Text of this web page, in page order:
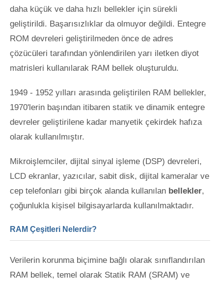
daha küçük ve daha hızlı bellekler için sürekli
geliştirildi. Başarısızlıklar da olmuyor değildi. Entegre
ROM devreleri geliştirilmeden önce de adres
çözücüleri tarafından yönlendirilen yarı iletken diyot
matrisleri kullanılarak RAM bellek oluşturuldu.
1949 - 1952 yılları arasında geliştirilen RAM bellekler,
1970'lerin başından itibaren statik ve dinamik entegre
devreler geliştirilene kadar manyetik çekirdek hafıza
olarak kullanılmıştır.
Mikroişlemciler, dijital sinyal işleme (DSP) devreleri,
LCD ekranlar, yazıcılar, sabit disk, dijital kameralar ve
cep telefonları gibi birçok alanda kullanılan bellekler,
çoğunlukla kişisel bilgisayarlarda kullanılmaktadır.
RAM Çeşitleri Nelerdir?
Verilerin korunma biçimine bağlı olarak sınıflandırılan
RAM bellek, temel olarak Statik RAM (SRAM) ve